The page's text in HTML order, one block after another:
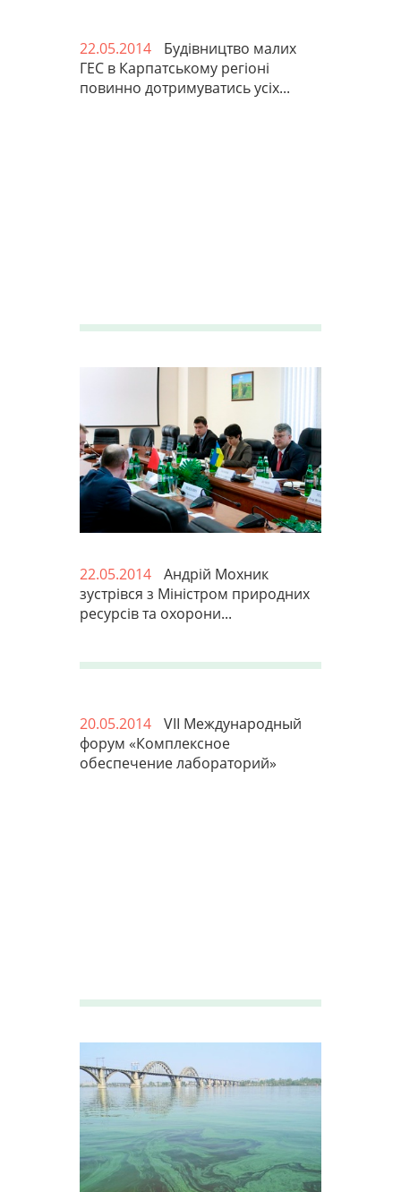
22.05.2014
Будівництво малих
ГЕС в Карпатському регіоні
повинно дотримуватись усіх...
22.05.2014
Андрій Мохник
зустрівся з Міністром природних
ресурсів та охорони...
20.05.2014
VII Международный
форум «Комплексное
обеспечение лабораторий»